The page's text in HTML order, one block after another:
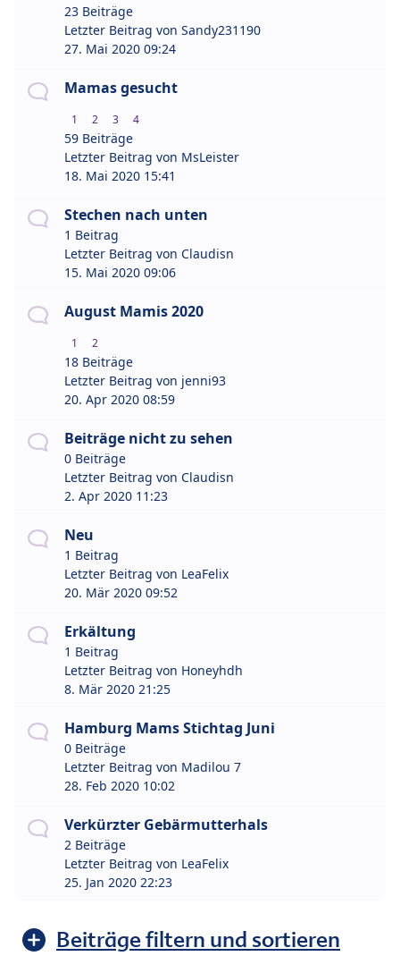
23 Beiträge
Letzter Beitrag von Sandy231190
27. Mai 2020 09:24
Mamas gesucht
1 2 3 4
59 Beiträge
Letzter Beitrag von MsLeister
18. Mai 2020 15:41
Stechen nach unten
1 Beitrag
Letzter Beitrag von Claudisn
15. Mai 2020 09:06
August Mamis 2020
1 2
18 Beiträge
Letzter Beitrag von jenni93
20. Apr 2020 08:59
Beiträge nicht zu sehen
0 Beiträge
Letzter Beitrag von Claudisn
2. Apr 2020 11:23
Neu
1 Beitrag
Letzter Beitrag von LeaFelix
20. Mär 2020 09:52
Erkältung
1 Beitrag
Letzter Beitrag von Honeyhdh
8. Mär 2020 21:25
Hamburg Mams Stichtag Juni
0 Beiträge
Letzter Beitrag von Madilou 7
28. Feb 2020 10:02
Verkürzter Gebärmutterhals
2 Beiträge
Letzter Beitrag von LeaFelix
25. Jan 2020 22:23
Beiträge filtern und sortieren